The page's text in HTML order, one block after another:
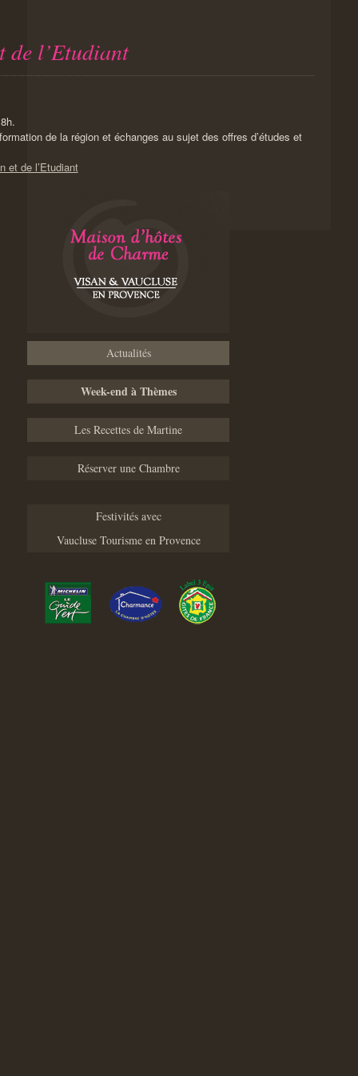
de l’Etudiant
de la région et échanges au sujet des offres d’études et
et de l’Etudiant
Actualités
Week-end à Thèmes
Les Recettes de Martine
Réserver une Chambre
Festivités avec
Vaucluse Tourisme en Provence